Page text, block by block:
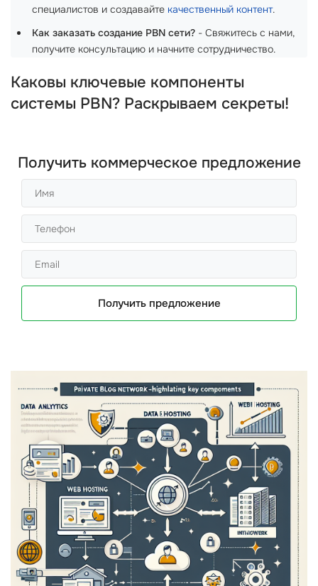
специалистов и создавайте качественный контент.
Как заказать создание PBN сети? - Свяжитесь с нами,
получите консультацию и начните сотрудничество.
Каковы ключевые компоненты
системы PBN? Раскрываем секреты!
Получить коммерческое предложение
Получить предложение